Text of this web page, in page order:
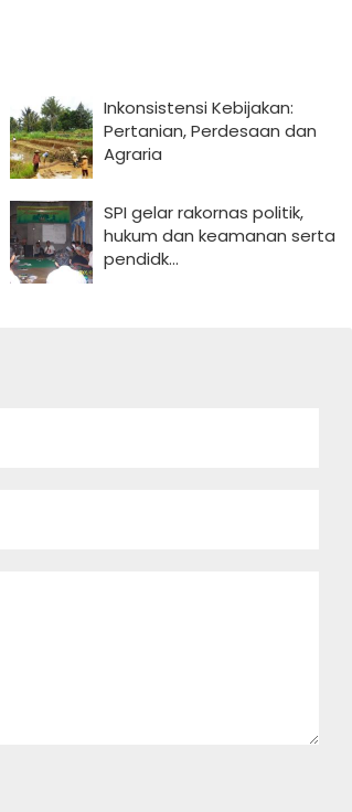
Inkonsistensi Kebijakan:
Pertanian, Perdesaan dan
Agraria
SPI gelar rakornas politik,
hukum dan keamanan serta
pendidk...